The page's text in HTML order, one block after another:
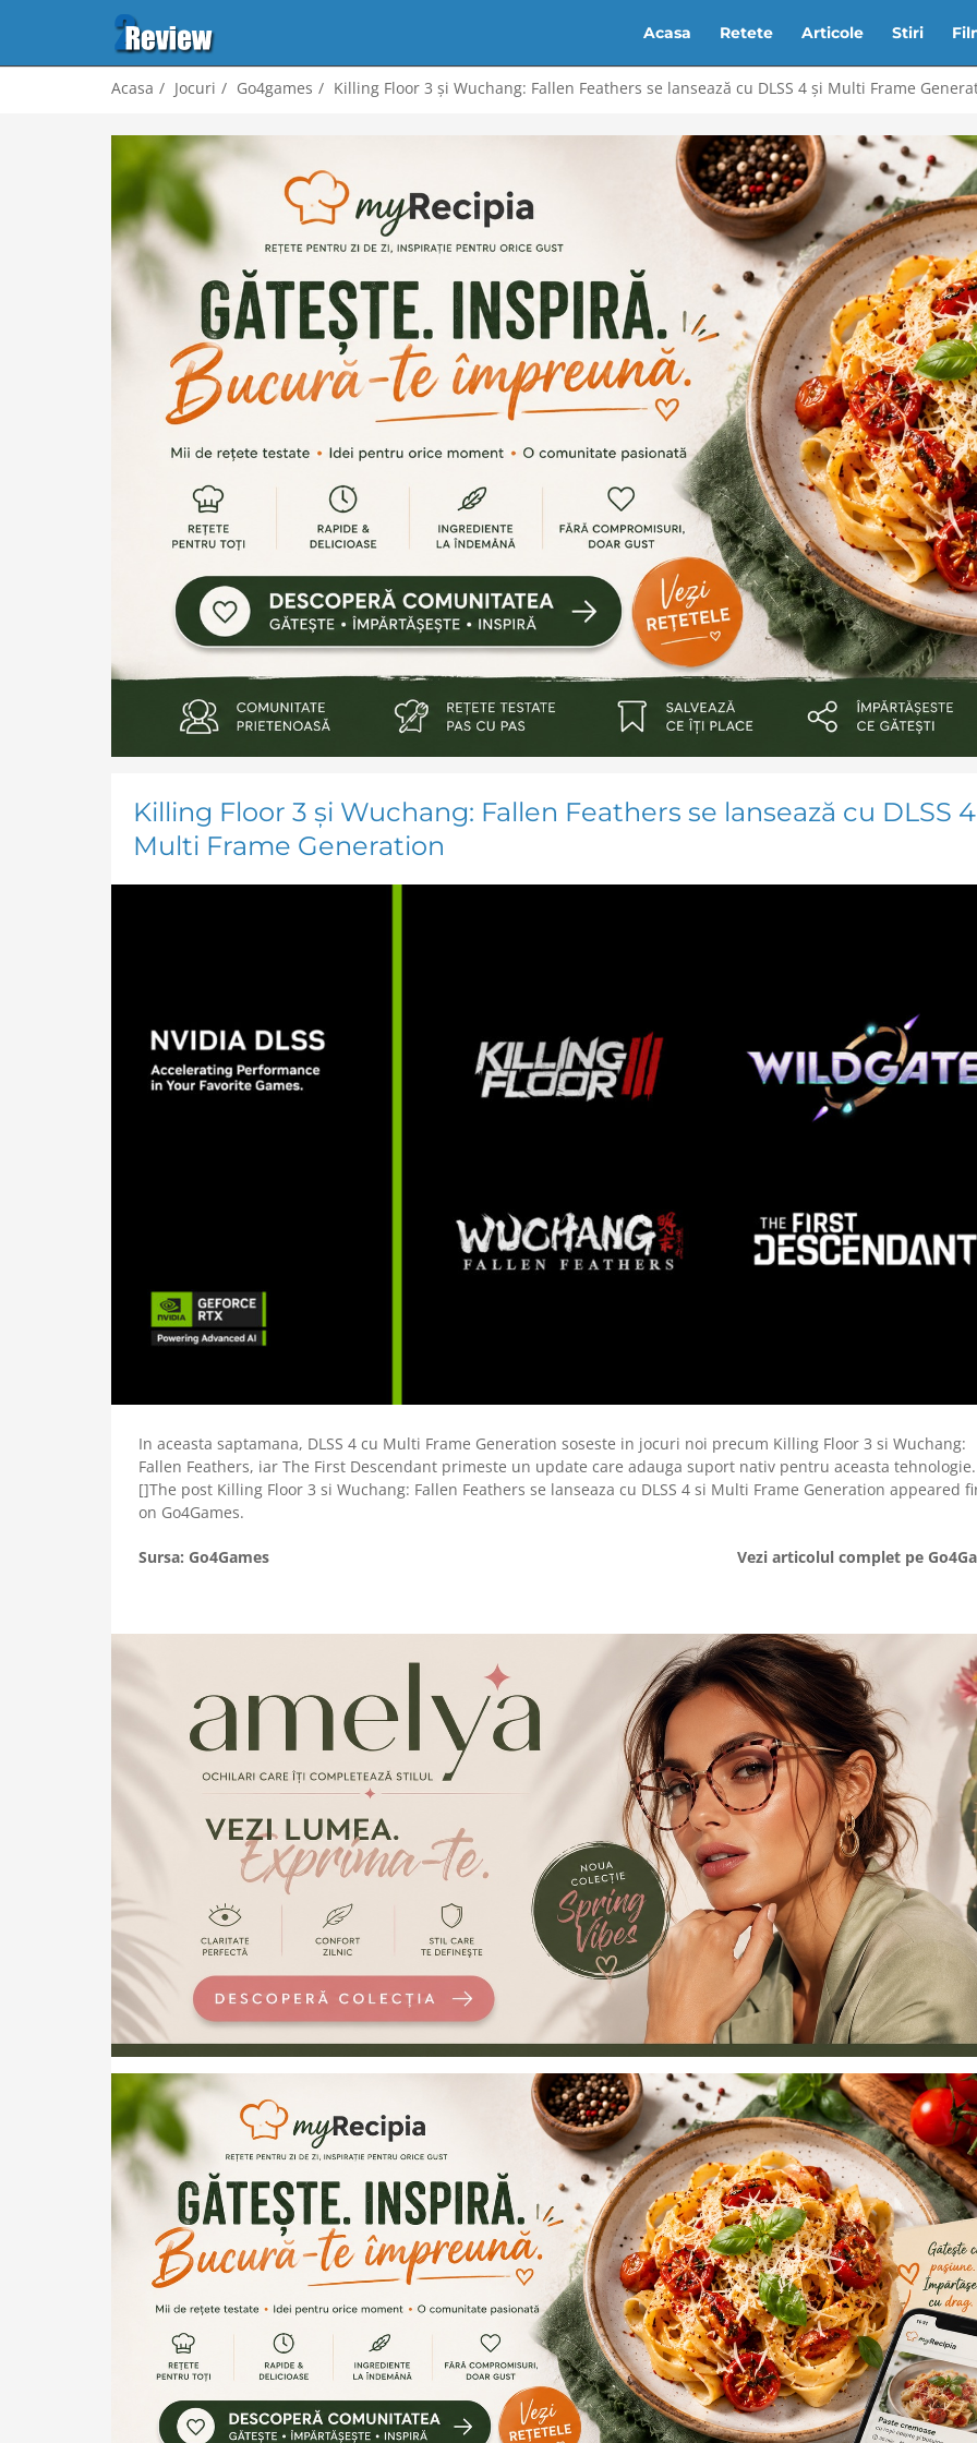
Acasa Retete Articole Stiri
Acasa Jocuri Go4games Killing Floor 3 și Wuchang: Fallen Feathers se lansează cu DLSS 4 și Multi Frame
Killing Floor 3 și Wuchang: Fallen Feathers se lansează cu DLSS
Multi Frame Generation
In aceasta saptamana, DLSS 4 cu Multi Frame Generation soseste in jocuri noi precum Killing Floor 3 si Wuchang:
Fallen Feathers, iar The First Descendant primeste un update care adauga suport nativ pentru aceasta tehnologie.
[]The post Killing Floor 3 si Wuchang: Fallen Feathers se lanseaza cu DLSS 4 si Multi Frame Generation appeared
on Go4Games.
Sursa: Go4Games Vezi articolul complet pe